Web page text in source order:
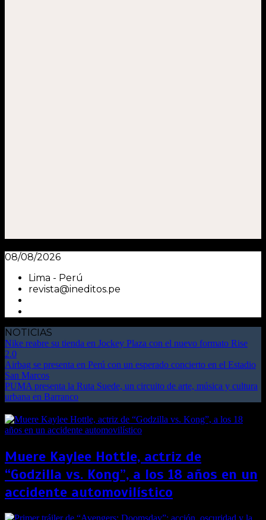
08/08/2026
Lima - Perú
revista@ineditos.pe
NOTICIAS
Nike reabre su tienda en Jockey Plaza con el nuevo formato Rise
2.0
Airbag se presenta en Perú con un esperado concierto en el Estadio
San Marcos
PUMA presenta la Ruta Suede, un circuito de arte, música y cultura
urbana en Barranco
Muere Kaylee Hottle, actriz de
“Godzilla vs. Kong”, a los 18 años en un
accidente automovilístico